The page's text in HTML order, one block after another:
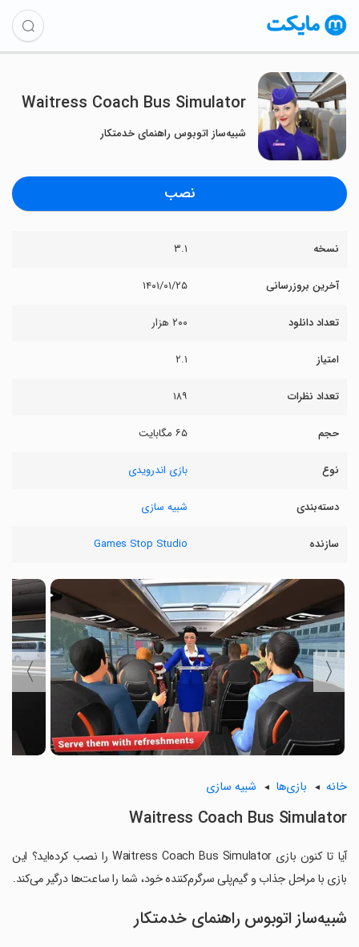
Waitress Coach Bus Simulator
شبیه‌ساز اتوبوس راهنمای خدمتکار
نصب
نسخه ۳.۱
آخرین بروزرسانی ۱۴۰۱/۰۱/۲۵
تعداد دانلود ۲۰۰ هزار
امتیاز ۲.۱
تعداد نظرات ۱۸۹
حجم ۶۵ مگابایت
نوع بازی اندرویدی
دسته‌بندی شبیه سازی
سازنده Games Stop Studio
〈
〉
خانه بازی‌ها شبیه سازی
Waitress Coach Bus Simulator
آیا تا کنون بازی Waitress Coach Bus Simulator را نصب کرده‌اید؟ این
بازی با مراحل جذاب و گیم‌پلی سرگرم‌کننده خود، شما را ساعت‌ها درگیر می‌کند.
شبیه‌ساز اتوبوس راهنمای خدمتکار